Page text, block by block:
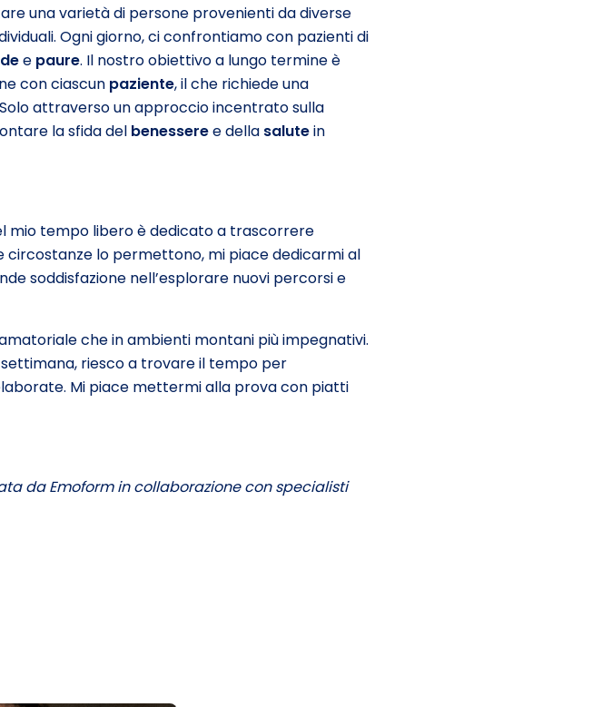
una varietà di persone provenienti da diverse
Ogni giorno, ci confrontiamo con pazienti di
e paure. Il nostro obiettivo a lungo termine è
con ciascun paziente, il che richiede una
attraverso un approccio incentrato sulla
la sfida del benesseree della salutein
mio tempo libero è dedicato a trascorrere
circostanze lo permettono, mi piace dedicarmi al
soddisfazione nell’esplorare nuovi percorsi e
che in ambienti montani più impegnativi.
riesco a trovare il tempo per
Mi piace mettermi alla prova con piatti
da Emoform in collaborazione con specialisti